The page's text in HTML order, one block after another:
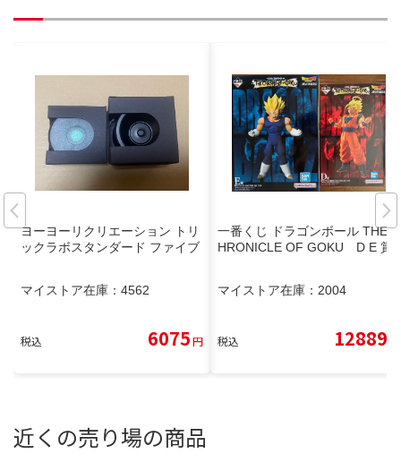
ヨーヨーリクリエーション トリ
ックラボスタンダード ファイブ
マイストア在庫： 4562
税込 6075円
一番くじ ドラゴンボール THE C
HRONICLE OF GOKU D E 賞
マイストア在庫： 2004
税込 12889
近くの売り場の商品